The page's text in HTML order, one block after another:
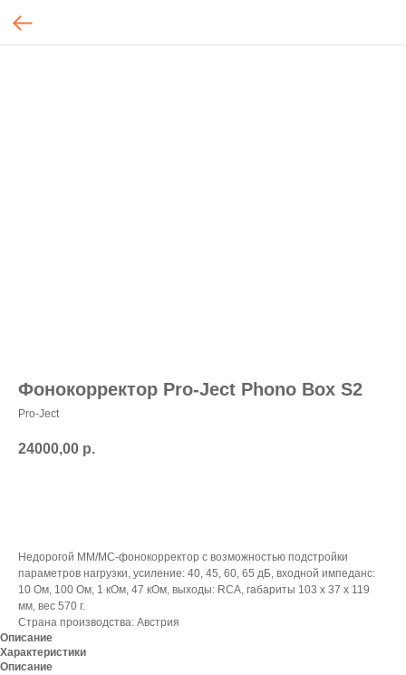
Фонокорректор Pro-Ject Phono Box S2
Pro-Ject
24000,00 р.
Недорогой ММ/МС-фонокорректор с возможностью подстройки
параметров нагрузки, усиление: 40, 45, 60, 65 дБ, входной импеданс:
10 Ом, 100 Ом, 1 кОм, 47 кОм, выходы: RCA, габариты 103 х 37 х 119
мм, вес 570 г.
Страна производства: Австрия
Описание
Характеристики
Описание